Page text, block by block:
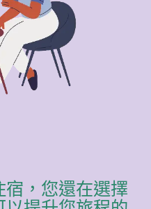
，您還在選擇